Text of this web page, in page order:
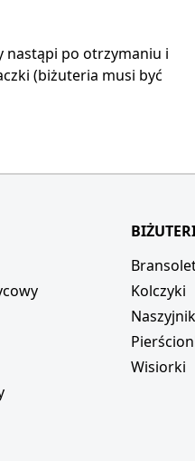
nastąpi po otrzymaniu i
(biżuteria musi być
Kolczyki
Wisiorki